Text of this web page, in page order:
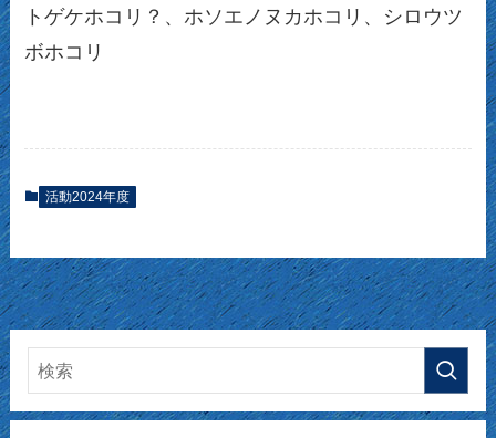
トゲケホコリ？、ホソエノヌカホコリ、シロウツ
ボホコリ
活動2024年度